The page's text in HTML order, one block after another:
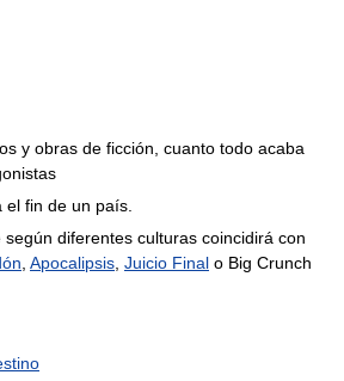
y obras de ficción, cuanto todo acaba
el fin de un país.
según diferentes culturas coincidirá con
Apocalipsis Juicio Final o Big Crunch